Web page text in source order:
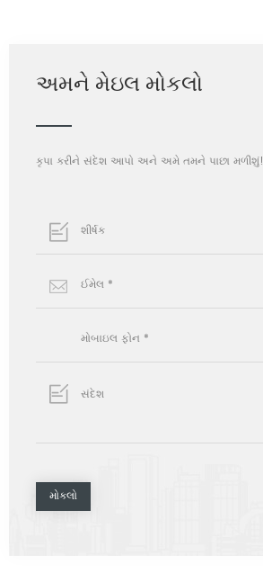
અમને મેઇલ મોકલો
કૃપા કરીને સંદેશ આપો અને અમે તમને પાછા મળીશું!